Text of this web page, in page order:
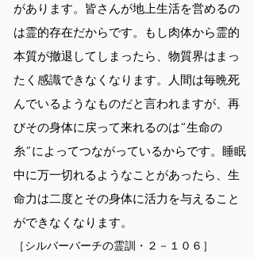
があります。皆さんが地上生活を営めるの
は霊的存在だからです。もし肉体から霊的
本質が撤退してしまったら、物質界はまっ
たく感識できなくなります。人間は毎晩死
んでいるようなものだと言われますが、再
びその身体に戻って来れるのは“生命の
糸”によってつながっているからです。睡眠
中に万一切れるようなことがあったら、生
命力は二度とその身体に活力を与えること
ができなくなります。
［シルバーバーチの霊訓・２－１０６］